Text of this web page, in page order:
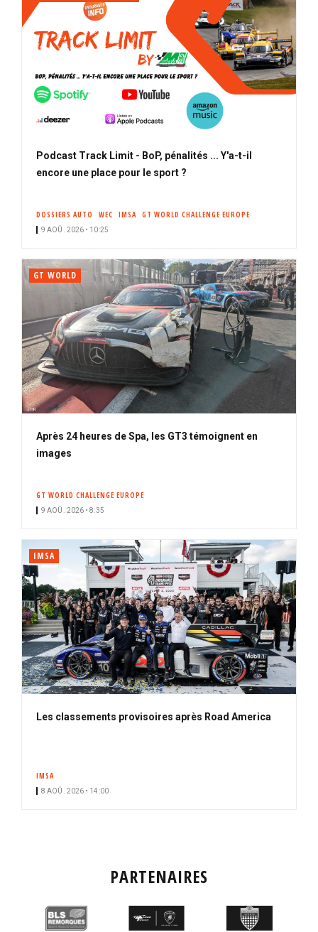
Podcast Track Limit - BoP, pénalités ... Y'a-t-il
encore une place pour le sport ?
DOSSIERS AUTO WEC IMSA GT WORLD CHALLENGE EUROPE
9 AOÛ. 2026 • 10:25
GT WORLD
Après 24 heures de Spa, les GT3 témoignent en
images
GT WORLD CHALLENGE EUROPE
9 AOÛ. 2026 • 8:35
IMSA
Les classements provisoires après Road America
IMSA
8 AOÛ. 2026 • 14:00
PARTENAIRES